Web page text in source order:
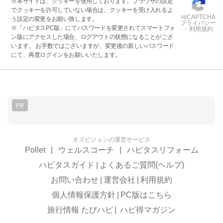
でクッキーを許可していない場合は、クッキーを受け入れるよ
う設定の変更をお願い致します。
※「ハピタスPC版」にてパスワードを変更されてスマートフォ
ン版にアクセスした場合、ログアウトの状態になることがござ
います。 お手数ではございますが、変更後の新しいパスワード
にて、再度ログインをお願いいたします。
reCAPTCHA
プライバシー
・利用規約
PR
オズビジョンの運営サービス
Pollet ウェルスコーチ
ハピタスリフォーム
ハピタスガイド
よくあるご質問(ヘルプ)
お問い合わせ 運営会社
利用規約
個人情報保護方針
PC版はこちら
旅行情報 たびハピ
ハピ得マガジン